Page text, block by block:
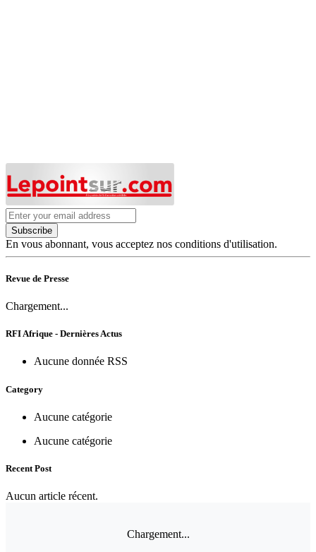
Subscribe
En vous abonnant, vous acceptez nos conditions d'utilisation.
Revue de Presse
Chargement...
RFI Afrique - Dernières Actus
Aucune donnée RSS
Category
Aucune catégorie
Aucune catégorie
Recent Post
Aucun article récent.
Chargement...